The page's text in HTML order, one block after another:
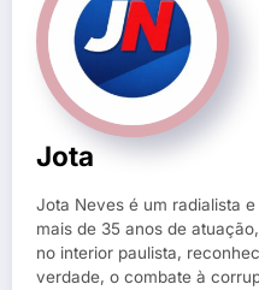
Jota
Jota Neves é um radialista
mais de 35 anos de
no interior paulista,
verdade, o combate à